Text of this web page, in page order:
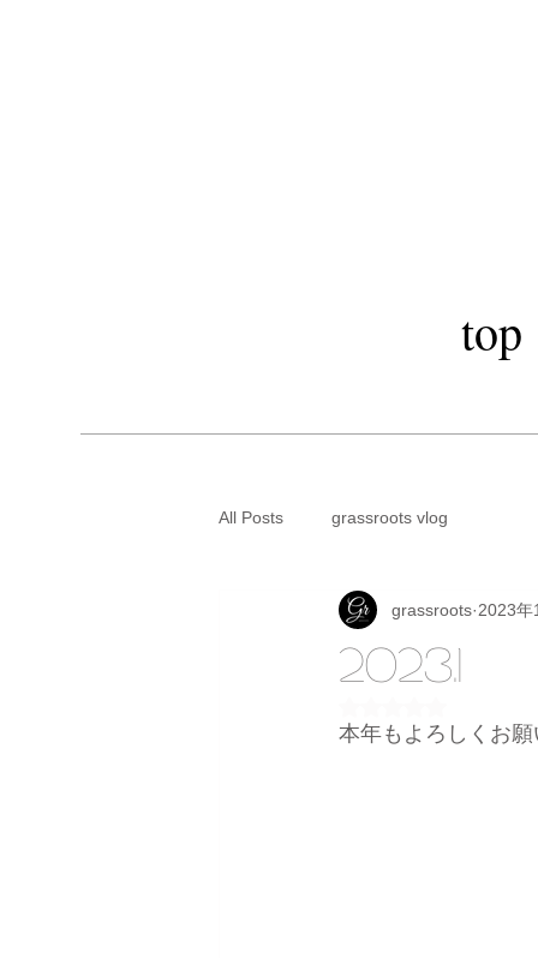
top
All Posts grassroots vlog
2023.1
grassroots 2023年
本年もよろしくお